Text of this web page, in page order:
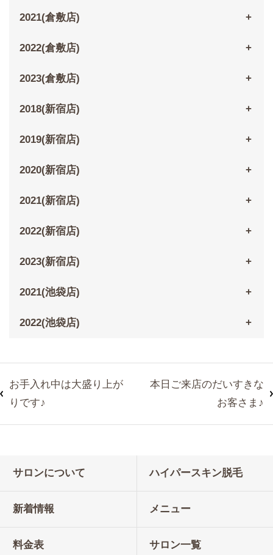
2021(倉敷店)
2022(倉敷店)
2023(倉敷店)
2018(新宿店)
2019(新宿店)
2020(新宿店)
2021(新宿店)
2022(新宿店)
2023(新宿店)
2021(池袋店)
2022(池袋店)
お手入れ中は大盛り上が
りです♪
本日ご来店のだいすきな
お客さま♪
サロンについて ハイパースキン脱毛
新着情報 メニュー
料金表 サロン一覧